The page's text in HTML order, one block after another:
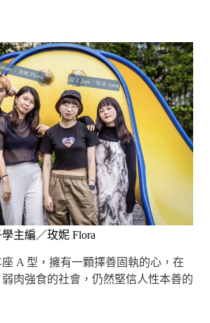
主編／玫妮 Flora
A 型，擁有一顆擇善固執的心，在
肉強食的社會，仍然堅信人性本善的